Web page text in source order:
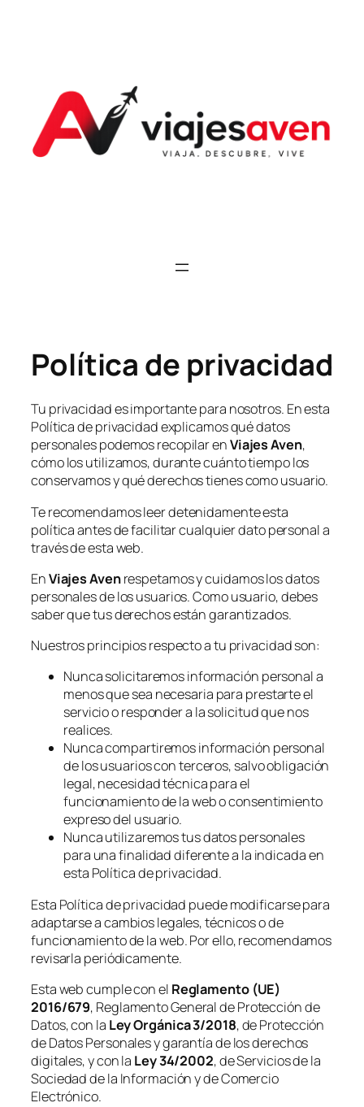
contenido
Política de privacidad
Tu privacidad es importante para nosotros. En esta
Política de privacidad explicamos qué datos
personales podemos recopilar enViajes Aven,
cómo los utilizamos, durante cuánto tiempo los
conservamos y qué derechos tienes como usuario.
Te recomendamos leer detenidamente esta
política antes de facilitar cualquier dato personal a
través de esta web.
EnViajes Avenrespetamos y cuidamos los datos
personales de los usuarios. Como usuario, debes
saber que tus derechos están garantizados.
Nuestros principios respecto a tu privacidad son:
Nunca solicitaremos información personal a
menos que sea necesaria para prestarte el
servicio o responder a la solicitud que nos
realices.
Nunca compartiremos información personal
de los usuarios con terceros, salvo obligación
legal, necesidad técnica para el
funcionamiento de la web o consentimiento
expreso del usuario.
Nunca utilizaremos tus datos personales
para una finalidad diferente a la indicada en
esta Política de privacidad.
Esta Política de privacidad puede modificarse para
adaptarse a cambios legales, técnicos o de
funcionamiento de la web. Por ello, recomendamos
revisarla periódicamente.
Esta web cumple con el Reglamento (UE)
2016/679, Reglamento General de Protección de
Datos, con la Ley Orgánica 3/2018, de Protección
de Datos Personales y garantía de los derechos
digitales, y con la Ley 34/2002, de Servicios de la
Sociedad de la Información y de Comercio
Electrónico.